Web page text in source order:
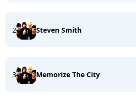
2 Steven Smith
3 Memorize The City